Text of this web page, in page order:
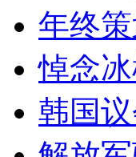
年终
悼念
韩国